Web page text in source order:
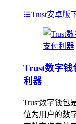
Trust安卓版
Trust数字钱
利器
Trust数字钱包
位为用户的数